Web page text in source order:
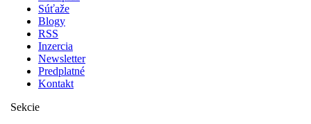
Súťaže
Blogy
RSS
Inzercia
Newsletter
Predplatné
Kontakt
Sekcie